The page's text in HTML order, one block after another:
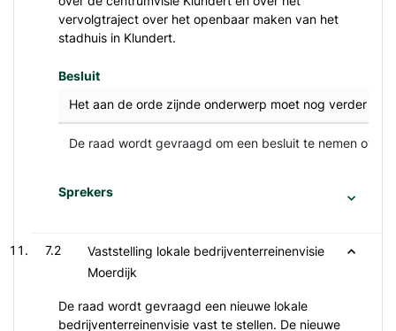
vervolgtraject over het openbaar maken van het
stadhuis in Klundert.
Besluit
Het aan de orde zijnde onderwerp moet nog verder
De raad wordt gevraagd om een besluit te nemen
Sprekers
7.2
Vaststelling lokale bedrijventerreinenvisie
Moerdijk
De raad wordt gevraagd een nieuwe lokale
bedrijventerreinenvisie vast te stellen. De nieuwe